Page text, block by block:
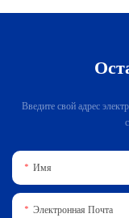
Введите свой адрес
Имя
Электронная Почта